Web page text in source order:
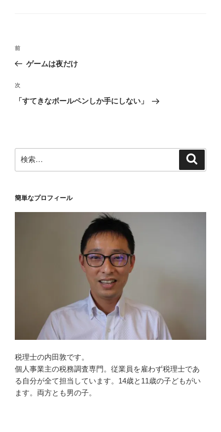
投
ナ
ビ
ゲ
ン
前
の
稿
前
ゲームは夜だけ
次
の
次
「すてきなボールペンしか手にしない」
索:
簡単なプロフィール
税理士の内田敦です。
個人事業主の税務調査専門。従業員を雇わず税理士であ
る自分が全て担当しています。14歳と11歳の子どもがい
ます。両方とも男の子。